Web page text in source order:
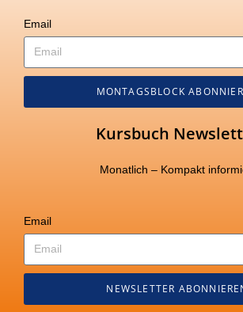
Email
MONTAGSBLOCK
Kursbuch
Monatlich – Kompakt
Email
NEWSLETTER